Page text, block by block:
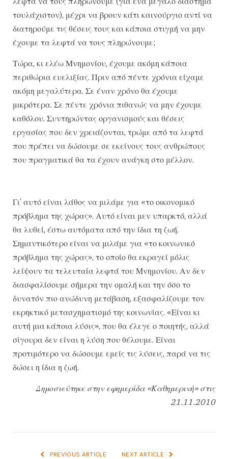
τουλάχιστον), μέχρι να βρουν κάτι καινούργιο αντί να
διατηρούμε τις θέσεις τους και κάποια στιγμή να μην
έχουμε τα λεφτά να τους πληρώνουμε;
Τώρα, κι ελέω Μνημονίου, έχουμε ακόμη κάποια
περιθώρια ευελιξίας. Πριν από πέντε χρόνια είχαμε
ακόμη μεγαλύτερα. Σε έναν χρόνο θα έχουμε
μικρότερα. Σε πέντε χρόνια πιθανώς να μην έχουμε
καθόλου. Συντηρώντας οργανισμούς και θέσεις
εργασίας που δεν χρειάζονται, τρώμε από τα λεφτά
που πρέπει να δώσουμε σε εκείνους τους ανθρώπους
που πραγματικά θα τα έχουν ανάγκη στο μέλλον.
Γι’ αυτό είναι λάθος να μιλάμε για «το οικονομικό
πρόβλημα της χώρας». Αυτό είναι μεν υπαρκτό, αλλά
θα λυθεί, έστω αυτόματα από την ίδια τη ζωή.
Σημαντικότερο είναι να μιλάμε για «το κοινωνικό
πρόβλημα της χώρας», το οποίο θα εκραγεί μόλις
λείψουν τα τελευταία λεφτά του Μνημονίου. Αν δεν
διασφαλίσουμε σήμερα την ομαλή και την όσο το
δυνατόν πιο ανώδυνη μετάβαση, εξασφαλίζουμε τον
εκρηκτικό μετασχηματισμό της κοινωνίας. «Είναι κι
αυτή μια κάποια λύσις», που θα έλεγε ο ποιητής, αλλά
σίγουρα δεν είναι η λύση που θέλουμε. Είναι
προτιμότερο να δώσουμε εμείς τις λύσεις, παρά να τις
δώσει η ίδια η ζωή.
Δημοσιεύτηκε στην εφημερίδα «Καθημερινή» στις
21.11.2010
PREVIOUS ARTICLE NEXT ARTICLE